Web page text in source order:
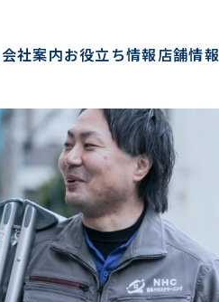
会社案内お役立ち情報店舗情報